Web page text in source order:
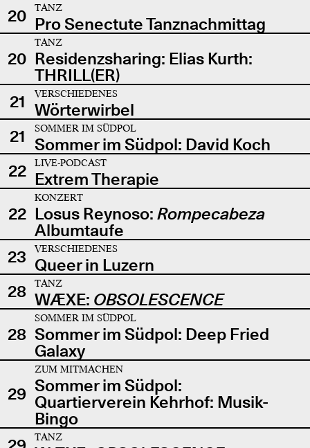
20
TANZ
Pro Senectute Tanznachmittag
20
TANZ
Residenzsharing: Elias Kurth:
THRILL(ER)
21
VERSCHIEDENES
Wörterwirbel
21
SOMMER IM SÜDPOL
Sommer im Südpol: David Koch
22
LIVE-PODCAST
Extrem Therapie
22
KONZERT
Losus Reynoso: Rompecabeza
Albumtaufe
23
VERSCHIEDENES
Queer in Luzern
28
TANZ
WÆXE: OBSOLESCENCE
28
SOMMER IM SÜDPOL
Sommer im Südpol: Deep Fried
Galaxy
29
ZUM MITMACHEN
Sommer im Südpol:
Quartierverein Kehrhof: Musik-
Bingo
TANZ